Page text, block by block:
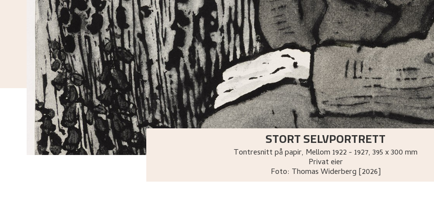
STORT SELVPORTRETT
Tontresnitt på papir, Mellom 1922 - 1927, 395 x 300 mm
Privat eier
Foto: Thomas Widerberg [2026]